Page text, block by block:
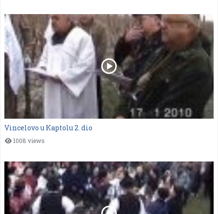
Vincelovo u Kaptolu 2. dio
1008 views